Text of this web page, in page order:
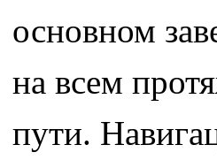
основном
на всем
пути.